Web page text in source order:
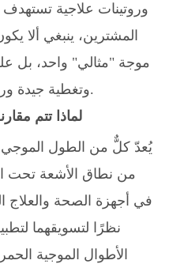
وروتينات علاجية
المشترين، ينبغي ألا
موجة "مثالي" واحد، بل
وتغطية جيدة وروتينًا يمكن الالتزام به باستمرار.
1. لماذا تتم مقارنة 810 نانومتر و830
من نطاق الأشعة تحت
في أجهزة الصحة والعلاج
نظرًا لتسويقهما
الأطوال الموجية